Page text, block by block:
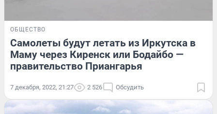
ОБЩЕСТВО
Самолеты будут летать из Иркутска в
Маму через Киренск или Бодайбо —
правительство Приангарья
7 декабря, 2022, 21:27 2 526 Обсудить